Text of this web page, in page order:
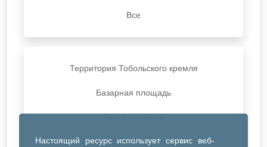
Настоящий ресурс использует сервис веб-
Все
Территория Тобольского кремля
Базарная площадь
ДК Синтез